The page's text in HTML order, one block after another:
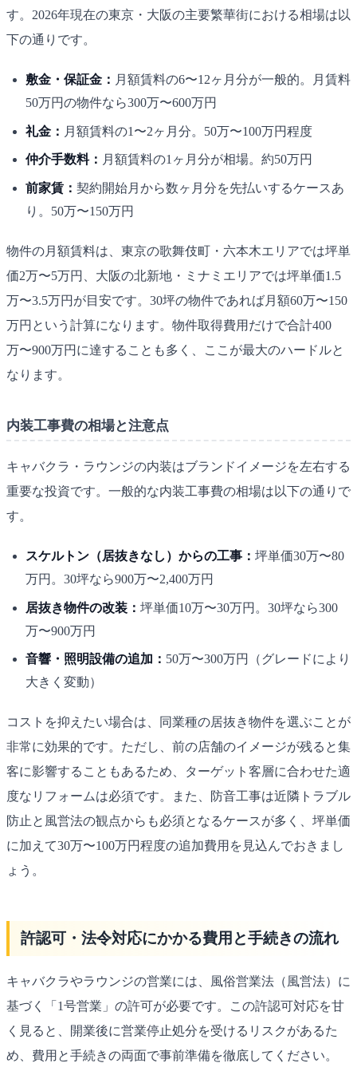
す。2026年現在の東京・大阪の主要繁華街における相場は以
下の通りです。
敷金・保証金： 月額賃料の6〜12ヶ月分が一般的。月賃料
50万円の物件なら300万〜600万円
礼金： 月額賃料の1〜2ヶ月分。50万〜100万円程度
仲介手数料： 月額賃料の1ヶ月分が相場。約50万円
前家賃： 契約開始月から数ヶ月分を先払いするケースあ
り。50万〜150万円
物件の月額賃料は、東京の歌舞伎町・六本木エリアでは坪単
価2万〜5万円、大阪の北新地・ミナミエリアでは坪単価1.5
万〜3.5万円が目安です。30坪の物件であれば月額60万〜150
万円という計算になります。物件取得費用だけで合計400
万〜900万円に達することも多く、ここが最大のハードルと
なります。
内装工事費の相場と注意点
キャバクラ・ラウンジの内装はブランドイメージを左右する
重要な投資です。一般的な内装工事費の相場は以下の通りで
す。
スケルトン（居抜きなし）からの工事： 坪単価30万〜80
万円。30坪なら900万〜2,400万円
居抜き物件の改装： 坪単価10万〜30万円。30坪なら300
万〜900万円
音響・照明設備の追加： 50万〜300万円（グレードにより
大きく変動）
コストを抑えたい場合は、同業種の居抜き物件を選ぶことが
非常に効果的です。ただし、前の店舗のイメージが残ると集
客に影響することもあるため、ターゲット客層に合わせた適
度なリフォームは必須です。また、防音工事は近隣トラブル
防止と風営法の観点からも必須となるケースが多く、坪単価
に加えて30万〜100万円程度の追加費用を見込んでおきまし
ょう。
許認可・法令対応にかかる費用と手続きの流れ
キャバクラやラウンジの営業には、風俗営業法（風営法）に
基づく「1号営業」の許可が必要です。この許認可対応を甘
く見ると、開業後に営業停止処分を受けるリスクがあるた
め、費用と手続きの両面で事前準備を徹底してください。